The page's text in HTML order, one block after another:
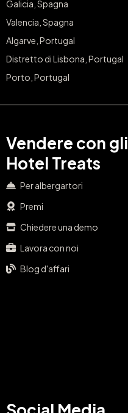
Galicia, Spagna
Valencia, Spagna
Algarve, Portugal
Distretto di Lisbona, Portugal
Porto, Portugal
Vendere con gli
Hotel Treats
Per albergartori
Premi
Chiedere una demo
Lavora con noi
Blog d'affari